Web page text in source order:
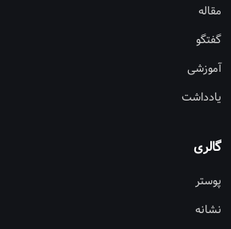
مقاله
گفتگو
آموزشی
یادداشت
گالری
پوستر
نشانه